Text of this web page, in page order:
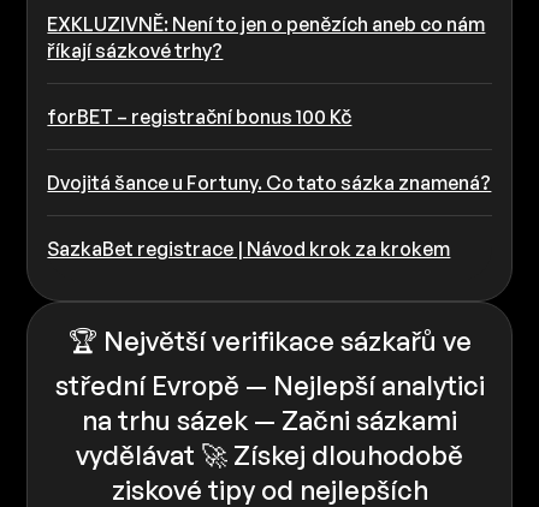
EXKLUZIVNĚ: Není to jen o penězích aneb co nám
říkají sázkové trhy?
forBET – registrační bonus 100 Kč
Dvojitá šance u Fortuny. Co tato sázka znamená?
SazkaBet registrace | Návod krok za krokem
🏆 Největší verifikace sázkařů ve
střední Evropě — Nejlepší analytici
na trhu sázek — Začni sázkami
vydělávat 🚀 Získej dlouhodobě
ziskové tipy od nejlepších